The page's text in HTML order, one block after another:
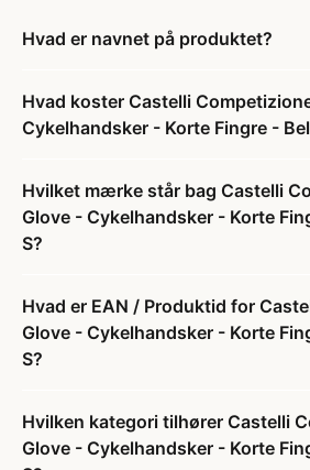
Hvad er navnet på produktet?
Hvad koster Castelli
Cykelhandsker - Korte Fingre -
Hvilket mærke står bag Castelli
Glove - Cykelhandsker - Korte
S?
Hvad er EAN / Produktid for
Glove - Cykelhandsker - Korte
S?
Hvilken kategori tilhører Castelli
Glove - Cykelhandsker - Korte